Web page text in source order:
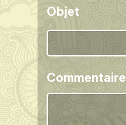
Objet
Commentaire